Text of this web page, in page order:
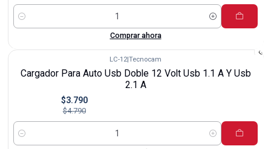
Cantidad
Comprar ahora
LC-12|Tecnocam
Cargador Para Auto Usb Doble 12 Volt Usb 1.1 A Y Usb
2.1 A
$3.790
$4.790
Cantidad